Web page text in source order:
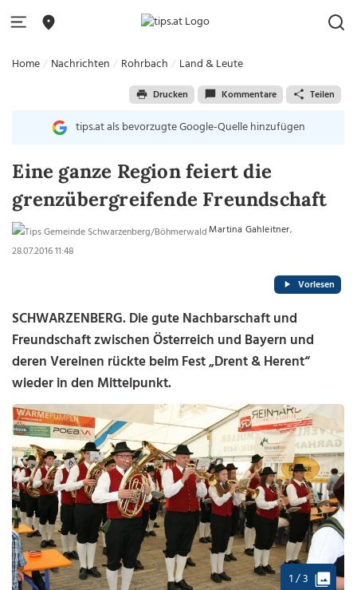
Home Nachrichten Rohrbach Land & Leute
Drucken Kommentare Teilen
tips.at als bevorzugte Google-Quelle hinzufügen
Eine ganze Region feiert die
grenzübergreifende Freundschaft
Martina Gahleitner,
28.07.2016 11:48
Vorlesen
SCHWARZENBERG. Die gute Nachbarschaft und
Freundschaft zwischen Österreich und Bayern und
deren Vereinen rückte beim Fest „Drent & Herent“
wieder in den Mittelpunkt.
1 / 3